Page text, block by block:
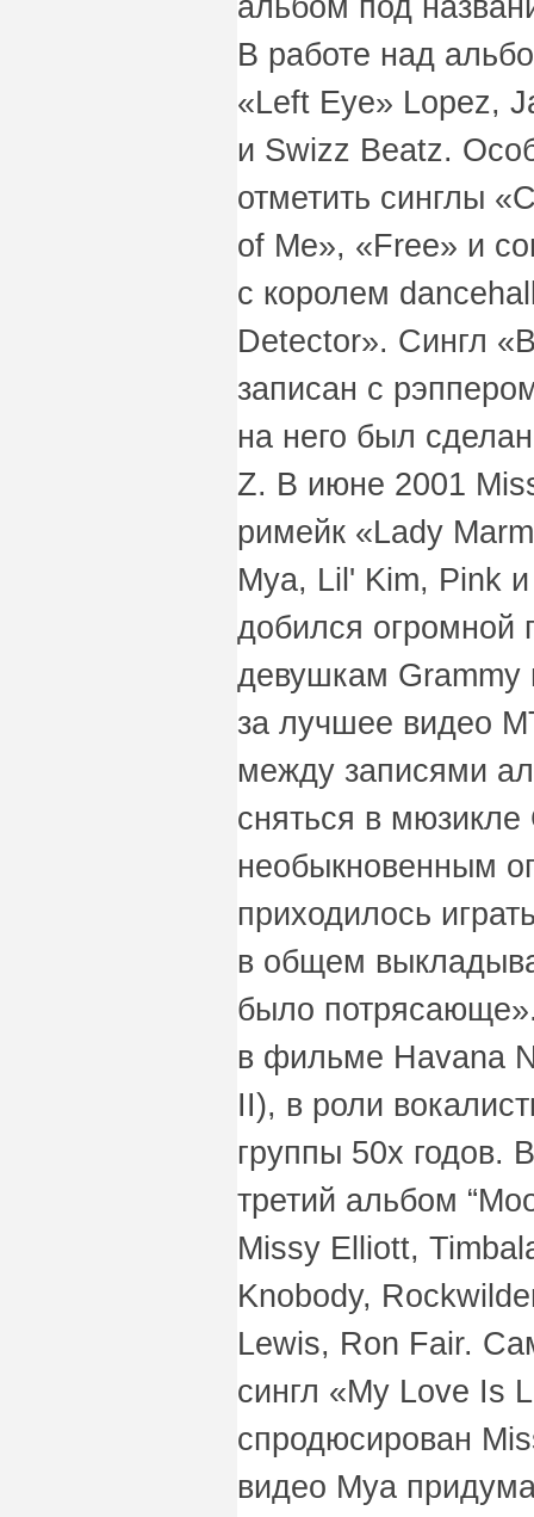
В работе над
«Left Eye» Lopez,
и Swizz Beatz.
отметить синглы
of Me», «Free» и
с королем
Detector». Сингл
записан с
на него был
Z. В июне 2001
римейк «Lady
Mya, Lil' Kim, Pink
добился огромной
девушкам Grammy
за лучшее видео
между записями
сняться в
необыкновенным
приходилось
в общем
было
в фильме Havana
II), в роли
группы 50х годов.
третий альбом
Missy Elliott,
Knobody,
Lewis, Ron Fair.
сингл «My Love Is
спродюсирован
видео Mya